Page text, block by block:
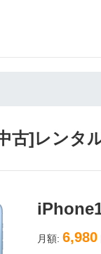
古]レンタ
月額:6,980